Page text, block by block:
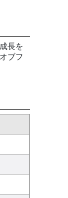
長を
ブフ